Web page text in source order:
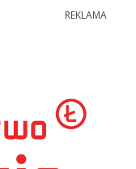
REKLAMA